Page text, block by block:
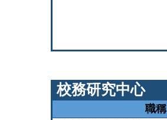
校務研究中心
職稱